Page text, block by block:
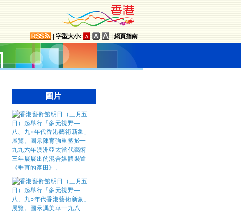
字型大小: 網頁指南
圖片